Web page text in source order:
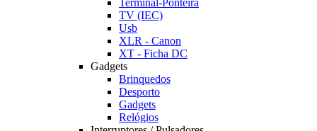
Terminal-Ponteira
TV (IEC)
Usb
XLR - Canon
XT - Ficha DC
Gadgets
Brinquedos
Desporto
Gadgets
Relógios